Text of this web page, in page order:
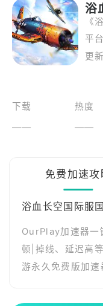
浴
平台
更
下载
——
热度
——
免费加速攻
浴血长空国际服
OurPlay加速器一
顿|掉线、延迟高
游永久免费版加速